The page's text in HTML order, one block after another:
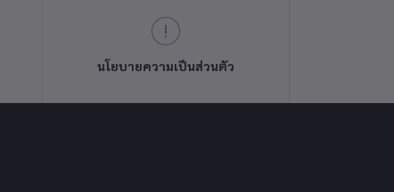
นโยบายความเป็นส่วนตัว